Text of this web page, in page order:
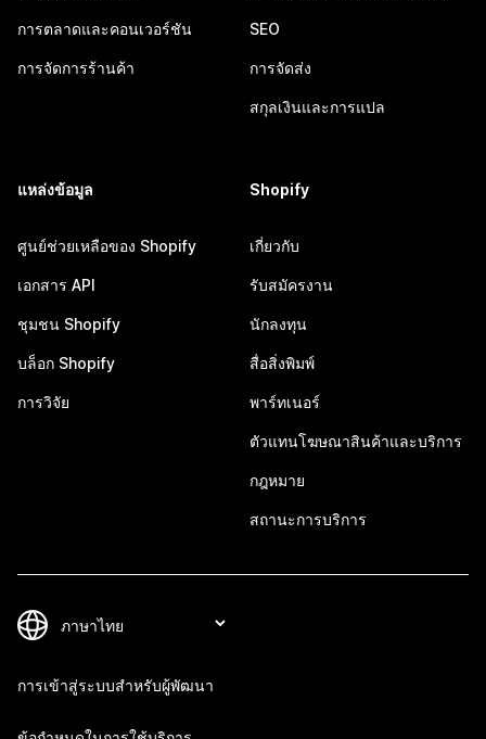
การตลาดและคอนเวอร์ชัน
การจัดการร้านค้า
SEO
การจัดส่ง
สกุลเงินและการแปล
แหล่งข้อมูล
ศูนย์ช่วยเหลือของ Shopify
เอกสาร API
ชุมชน Shopify
บล็อก Shopify
การวิจัย
Shopify
เกี่ยวกับ
รับสมัครงาน
นักลงทุน
สื่อสิ่งพิมพ์
พาร์ทเนอร์
ตัวแทนโฆษณาสินค้าและบริการ
กฎหมาย
สถานะการบริการ
การเข้าสู่ระบบสำหรับผู้พัฒนา